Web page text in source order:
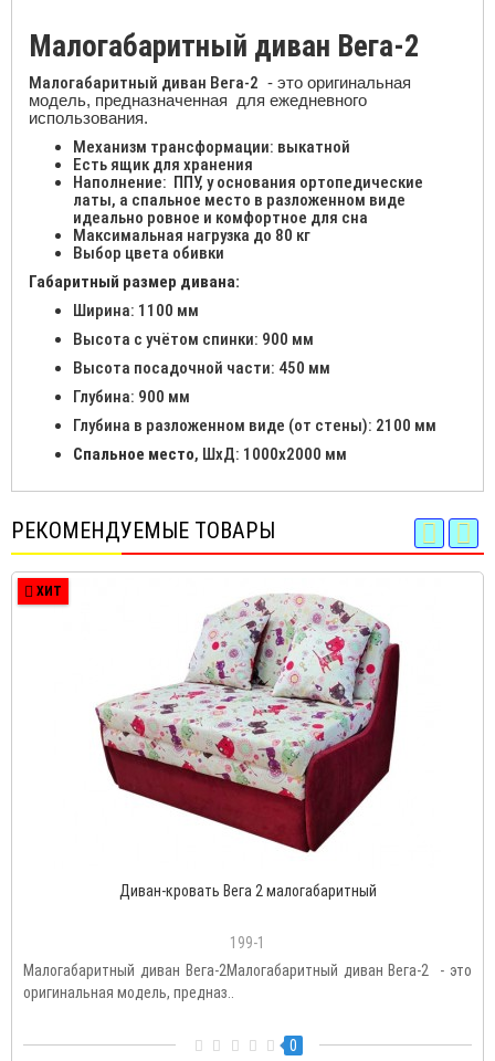
Малогабаритный диван Вега-2
Малогабаритный диван Вега-2 - это оригинальная
модель, предназначенная для ежедневного
использования.
Механизм трансформации: выкатной
Есть ящик для хранения
Наполнение: ППУ, у основания ортопедические
латы, а спальное место в разложенном виде
идеально ровное и комфортное для сна
Максимальная нагрузка до 80 кг
Выбор цвета обивки
Габаритный размер дивана:
Ширина: 1100 мм
Высота с учётом спинки: 900 мм
Высота посадочной части: 450 мм
Глубина: 900 мм
Глубина в разложенном виде (от стены): 2100 мм
Спальное место, ШхД: 1000х2000 мм
РЕКОМЕНДУЕМЫЕ ТОВАРЫ
ХИТ
Диван-кровать Вега 2 малогабаритный
199-1
Малогабаритный диван Вега-2Малогабаритный диван Вега-2 - это
оригинальная модель, предназ..
0